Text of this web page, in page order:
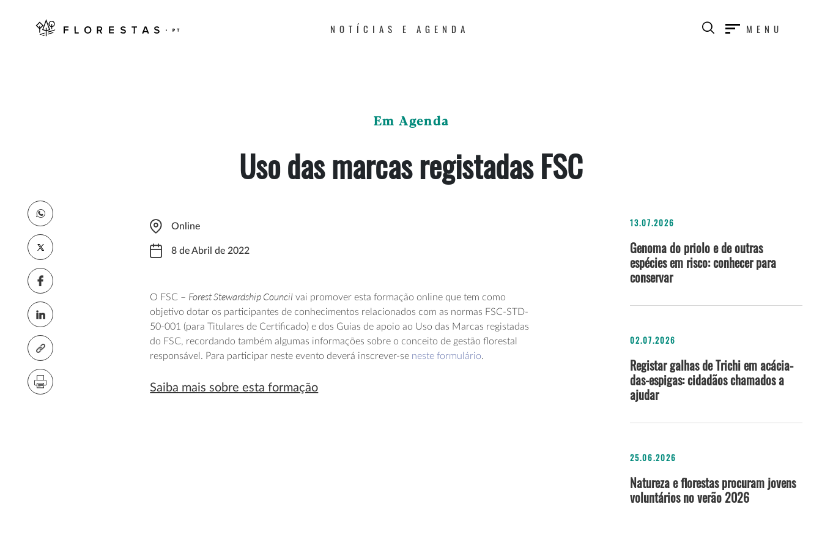
NOTÍCIAS E AGENDA MENU
Em Agenda
Uso das marcas registadas FSC
Online
8 de Abril de 2022
O FSC – Forest Stewardship Council vai promover esta formação online que tem como
objetivo dotar os participantes de conhecimentos relacionados com as normas FSC-STD-
50-001 (para Titulares de Certificado) e dos Guias de apoio ao Uso das Marcas registadas
do FSC, recordando também algumas informações sobre o conceito de gestão florestal
responsável. Para participar neste evento deverá inscrever-se neste formulário.
Saiba mais sobre esta formação
13.07.2026
Genoma do priolo e de outras
espécies em risco: conhecer para
conservar
02.07.2026
Registar galhas de Trichi em acácia-
das-espigas: cidadãos chamados a
ajudar
25.06.2026
Natureza e florestas procuram jovens
voluntários no verão 2026